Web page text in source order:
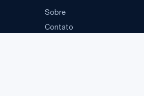
Sobre
Contato